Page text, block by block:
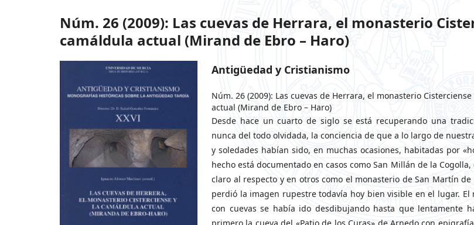
Núm. 26 (2009): Las cuevas de Herrara, el monasterio
camáldula actual (Mirand de Ebro – Haro)
Antigüedad y Cristianismo
Núm. 26 (2009): Las cuevas de Herrara, el monasterio
actual (Mirand de Ebro – Haro)
Desde hace un cuarto de siglo se está recuperando una
nunca del todo olvidada, la conciencia de que a lo largo de
y soledades habían sido, en muchas ocasiones, habitadas por
hecho está documentado en casos como San Millán de la
claro al respecto y en otros como el monasterio de San Martín
perdió la imagen rupestre todavía hoy bien visible en el lugar. El
con cuevas se había ido desdibujando hasta que lentamente